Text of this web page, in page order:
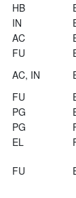
HB
IN
AC
FU
AC, IN
FU
PG
PG
EL
FU